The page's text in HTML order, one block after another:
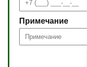
Примечание